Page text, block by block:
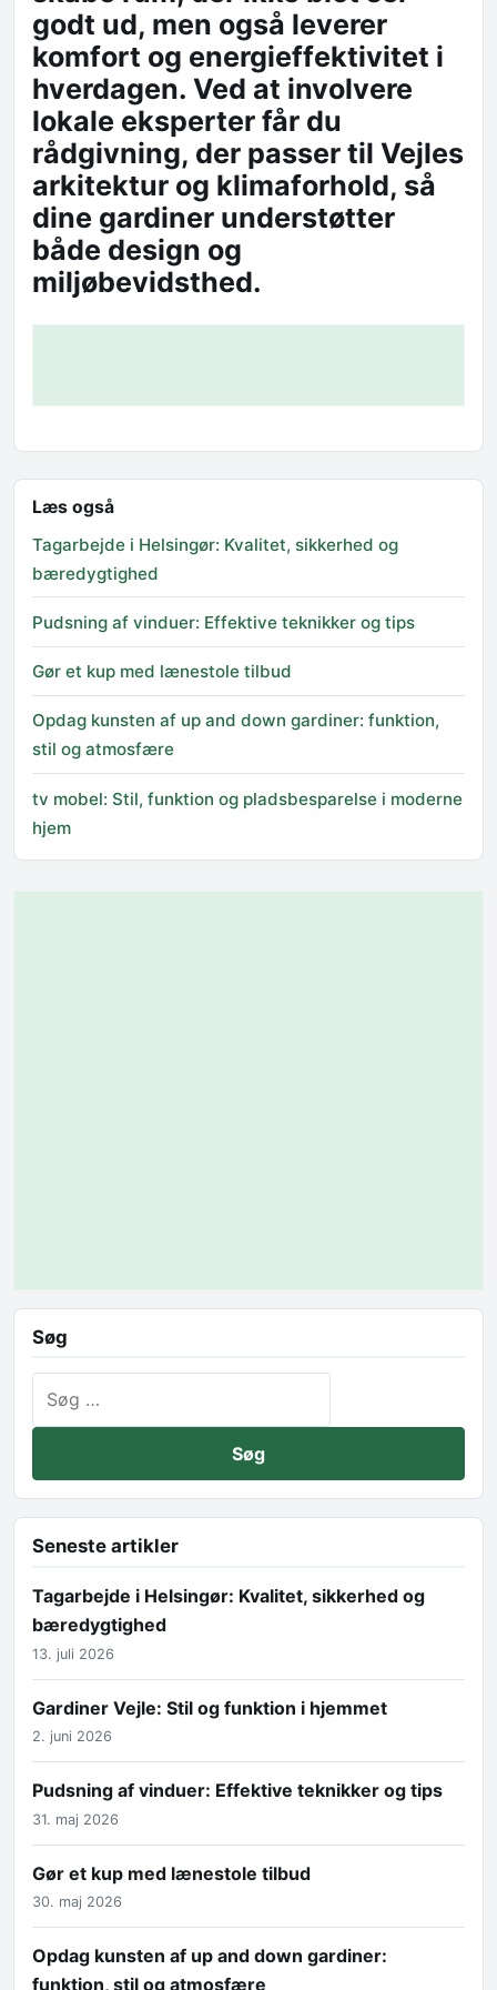
godt ud, men også leverer
komfort og energieffektivitet i
hverdagen. Ved at involvere
lokale eksperter får du
rådgivning, der passer til Vejles
arkitektur og klimaforhold, så
dine gardiner understøtter
både design og
miljøbevidsthed.
Læs også
Tagarbejde i Helsingør: Kvalitet, sikkerhed og
bæredygtighed
Pudsning af vinduer: Effektive teknikker og tips
Gør et kup med lænestole tilbud
Opdag kunsten af up and down gardiner: funktion,
stil og atmosfære
tv mobel: Stil, funktion og pladsbesparelse i moderne
hjem
Søg
Seneste artikler
Tagarbejde i Helsingør: Kvalitet, sikkerhed og
bæredygtighed
13. juli 2026
Gardiner Vejle: Stil og funktion i hjemmet
2. juni 2026
Pudsning af vinduer: Effektive teknikker og tips
31. maj 2026
Gør et kup med lænestole tilbud
30. maj 2026
Opdag kunsten af up and down gardiner:
funktion, stil og atmosfære